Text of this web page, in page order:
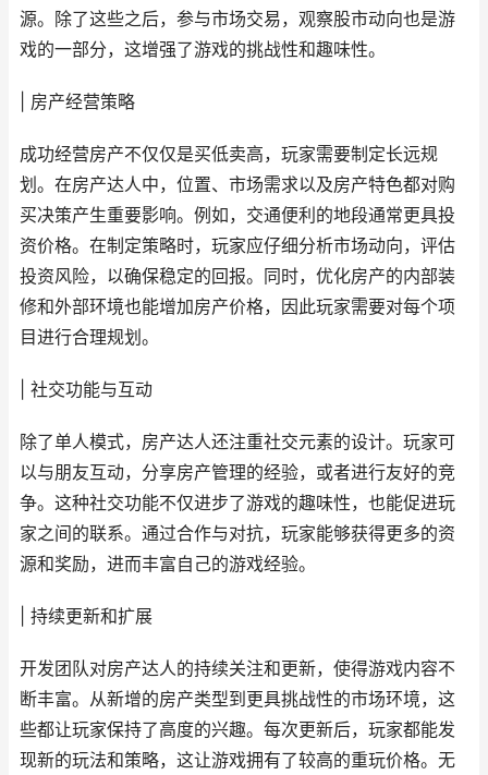
源。除了这些之后，参与市场交易，观察股市动向也是游
戏的一部分，这增强了游戏的挑战性和趣味性。
| 房产经营策略
成功经营房产不仅仅是买低卖高，玩家需要制定长远规
划。在房产达人中，位置、市场需求以及房产特色都对购
买决策产生重要影响。例如，交通便利的地段通常更具投
资价格。在制定策略时，玩家应仔细分析市场动向，评估
投资风险，以确保稳定的回报。同时，优化房产的内部装
修和外部环境也能增加房产价格，因此玩家需要对每个项
目进行合理规划。
| 社交功能与互动
除了单人模式，房产达人还注重社交元素的设计。玩家可
以与朋友互动，分享房产管理的经验，或者进行友好的竞
争。这种社交功能不仅进步了游戏的趣味性，也能促进玩
家之间的联系。通过合作与对抗，玩家能够获得更多的资
源和奖励，进而丰富自己的游戏经验。
| 持续更新和扩展
开发团队对房产达人的持续关注和更新，使得游戏内容不
断丰富。从新增的房产类型到更具挑战性的市场环境，这
些都让玩家保持了高度的兴趣。每次更新后，玩家都能发
现新的玩法和策略，这让游戏拥有了较高的重玩价格。无